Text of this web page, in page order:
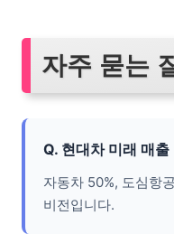
자주 묻는
Q. 현대차 미래 매출
자동차 50%, 도심항
비전입니다.